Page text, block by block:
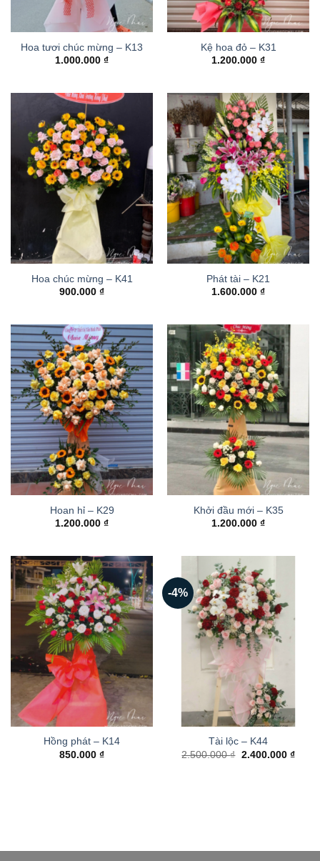
Hoa tươi chúc mừng – K13
1.000.000 ₫
Kệ hoa đỏ – K31
1.200.000 ₫
Hoa chúc mừng – K41
900.000 ₫
Phát tài – K21
1.600.000 ₫
Hoan hỉ – K29
1.200.000 ₫
Khởi đầu mới – K35
1.200.000 ₫
Hồng phát – K14
850.000 ₫
-4%
Tài lộc – K44
2.500.000₫ Giá
2.400.000 ₫Giá